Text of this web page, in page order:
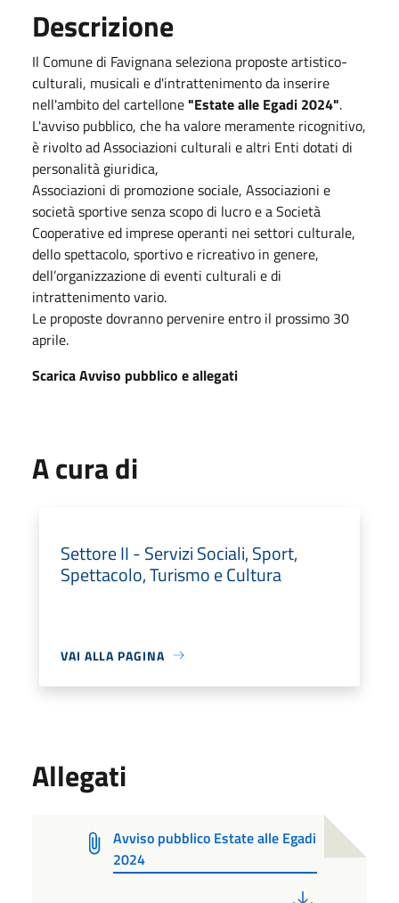
Descrizione
Il Comune di Favignana seleziona proposte artistico-
culturali, musicali e d'intrattenimento da inserire
nell'ambito del cartellone"Estate alle Egadi 2024".
L'avviso pubblico, che ha valore meramente ricognitivo,
è rivolto ad Associazioni culturali e altri Enti dotati di
personalità giuridica,
Associazioni di promozione sociale, Associazioni e
società sportive senza scopo di lucro e a Società
Cooperative ed imprese operanti nei settori culturale,
dello spettacolo, sportivo e ricreativo in genere,
dell’organizzazione di eventi culturali e di
intrattenimento vario.
Le proposte dovranno pervenire entro il prossimo 30
aprile.
Scarica Avviso pubblico e allegati
A cura di
Settore II - Servizi Sociali, Sport,
Spettacolo, Turismo e Cultura
VAI ALLA PAGINA
Allegati
Avviso pubblico Estate alle Egadi
2024